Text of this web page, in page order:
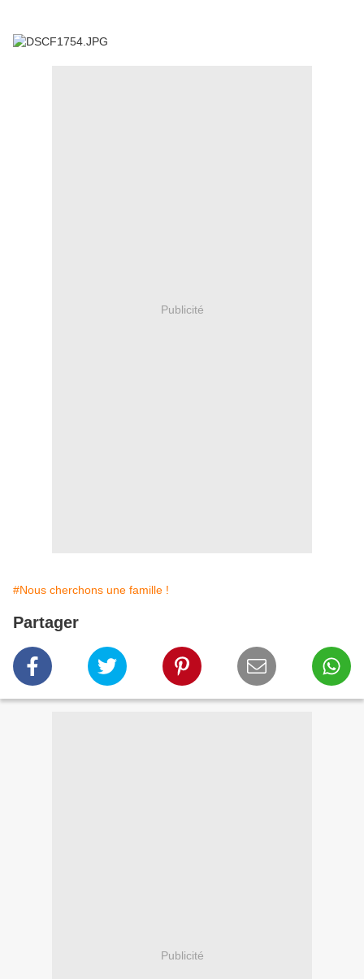
Publicité
#Nous cherchons une famille !
Partager
Publicité